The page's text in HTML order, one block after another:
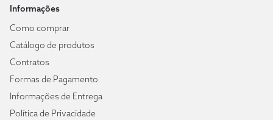
Informações
Como comprar
Catálogo de produtos
Contratos
Formas de Pagamento
Informações de Entrega
Política de Privacidade